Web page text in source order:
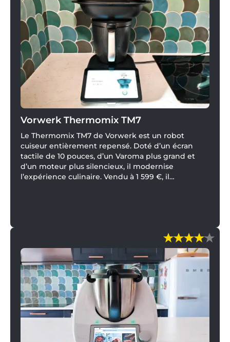
Vorwerk Thermomix TM7
Le Thermomix TM7 de Vorwerk est un robot
cuiseur entièrement repensé. Doté d’un écran
tactile de 10 pouces, d’un Varoma plus grand et
d’un moteur plus silencieux, il modernise
l’expérience culinaire. Vendu à 1 599 €, il